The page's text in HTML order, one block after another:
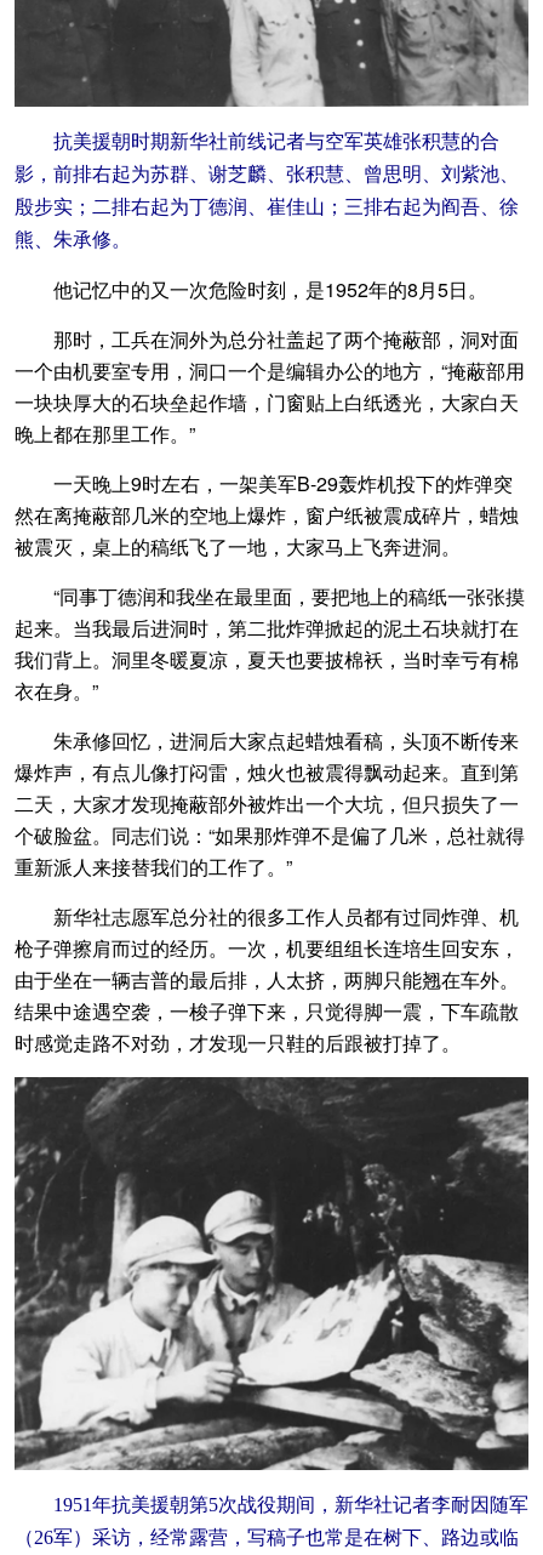
抗美援朝时期新华社前线记者与空军英雄张积慧的合
影，前排右起为苏群、谢芝麟、张积慧、曾思明、刘紫池、
殷步实；二排右起为丁德润、崔佳山；三排右起为阎吾、徐
熊、朱承修。
他记忆中的又一次危险时刻，是1952年的8月5日。
那时，工兵在洞外为总分社盖起了两个掩蔽部，洞对面
一个由机要室专用，洞口一个是编辑办公的地方，“掩蔽部用
一块块厚大的石块垒起作墙，门窗贴上白纸透光，大家白天
晚上都在那里工作。”
一天晚上9时左右，一架美军B-29轰炸机投下的炸弹突
然在离掩蔽部几米的空地上爆炸，窗户纸被震成碎片，蜡烛
被震灭，桌上的稿纸飞了一地，大家马上飞奔进洞。
“同事丁德润和我坐在最里面，要把地上的稿纸一张张摸
起来。当我最后进洞时，第二批炸弹掀起的泥土石块就打在
我们背上。洞里冬暖夏凉，夏天也要披棉袄，当时幸亏有棉
衣在身。”
朱承修回忆，进洞后大家点起蜡烛看稿，头顶不断传来
爆炸声，有点儿像打闷雷，烛火也被震得飘动起来。直到第
二天，大家才发现掩蔽部外被炸出一个大坑，但只损失了一
个破脸盆。同志们说：“如果那炸弹不是偏了几米，总社就得
重新派人来接替我们的工作了。”
新华社志愿军总分社的很多工作人员都有过同炸弹、机
枪子弹擦肩而过的经历。一次，机要组组长连培生回安东，
由于坐在一辆吉普的最后排，人太挤，两脚只能翘在车外。
结果中途遇空袭，一梭子弹下来，只觉得脚一震，下车疏散
时感觉走路不对劲，才发现一只鞋的后跟被打掉了。
1951年抗美援朝第5次战役期间，新华社记者李耐因随军
（26军）采访，经常露营，写稿子也常是在树下、路边或临